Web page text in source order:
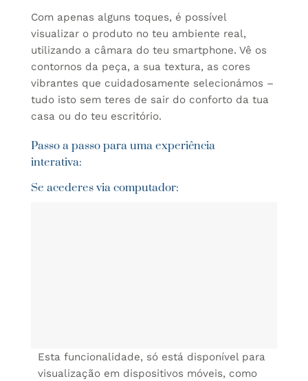
Com apenas alguns toques, é possível
visualizar o produto no teu ambiente real,
utilizando a câmara do teu smartphone. Vê os
contornos da peça, a sua textura, as cores
vibrantes que cuidadosamente selecionámos –
tudo isto sem teres de sair do conforto da tua
casa ou do teu escritório.
Passo a passo para uma experiência
interativa:
Se acederes via computador:
Esta funcionalidade, só está disponível para
visualização em dispositivos móveis, como